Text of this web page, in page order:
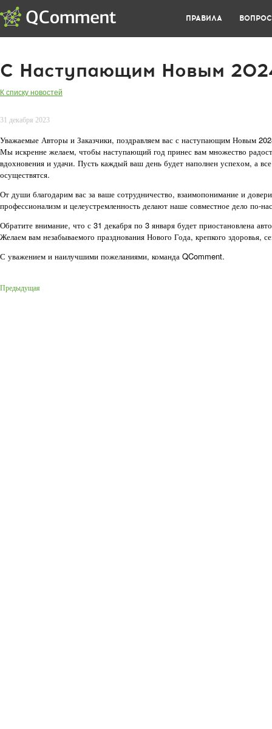
ПРАВИЛА
С Наступающим Новым
К списку новостей
31 декабря 2023
Уважаемые Авторы и Заказчики, поздравляем вас с наступающим Новым
Мы искренне желаем, чтобы наступающий год принес вам множество
вдохновения и удачи. Пусть каждый ваш день будет наполнен успехом, а
осуществятся.
От души благодарим вас за ваше сотрудничество, взаимопонимание и
профессионализм и целеустремленность делают наше совместное дело по-
Обратите внимание, что с 31 декабря по 3 января будет приостановлена
Желаем вам незабываемого празднования Нового Года, крепкого здоровья,
С уважением и наилучшими пожеланиями, команда QComment.
Предыдущая